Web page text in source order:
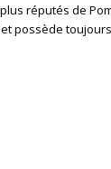
réputés de
possède toujours